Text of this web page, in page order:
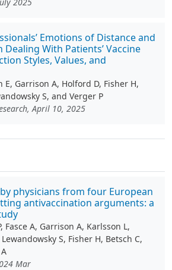
Emotions of Distance and
With Patients’ Vaccine
Styles, Values, and
E, Garrison A, Holford D, Fisher H,
S, and Verger P
April 10, 2025
physicians from four European
antivaccination arguments: a
Fasce A, Garrison A, Karlsson L,
S, Fisher H, Betsch C,
Mar